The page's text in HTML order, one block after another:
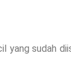
yang sudah